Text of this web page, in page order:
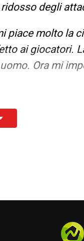
degli
piace molto la
ai giocatori.
Ora mi
ho ancora
ha anche